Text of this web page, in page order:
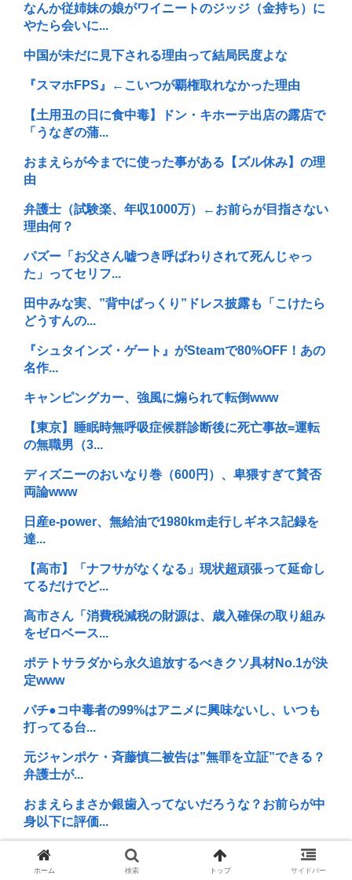
なんか従姉妹の娘がワイニートのジッジ（金持ち）に
やたら会いに...
中国が未だに見下される理由って結局民度よな
『スマホFPS』←こいつが覇権取れなかった理由
【土用丑の日に食中毒】ドン・キホーテ出店の露店で
「うなぎの蒲...
おまえらが今までに使った事がある【ズル休み】の理
由
弁護士（試験楽、年収1000万）←お前らが目指さない
理由何？
パズー「お父さん嘘つき呼ばわりされて死んじゃっ
た」ってセリフ...
田中みな実、”背中ぱっくり”ドレス披露も「こけたら
どうすんの...
『シュタインズ・ゲート』がSteamで80%OFF！あの
名作...
キャンピングカー、強風に煽られて転倒www
【東京】睡眠時無呼吸症候群診断後に死亡事故=運転
の無職男（3...
ディズニーのおいなり巻（600円）、卑猥すぎて賛否
両論www
日産e-power、無給油で1980km走行しギネス記録を
達...
【高市】「ナフサがなくなる」現状超頑張って延命し
てるだけでど...
高市さん「消費税減税の財源は、歳入確保の取り組み
をゼロベース...
ポテトサラダから永久追放するべきクソ具材No.1が決
定www
パチ●コ中毒者の99%はアニメに興味ないし、いつも
打ってる台...
元ジャンポケ・斉藤慎二被告は”無罪を立証”できる？
弁護士が...
おまえらまさか銀歯入ってないだろうな？お前らが中
身以下に評価...
男ってマゾになるべきだよな
ホーム 検索 トップ サイドバー